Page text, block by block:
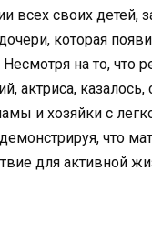
всех своих детей,
которая
на то, что
актриса, казалось,
и хозяйки с
что
для активной